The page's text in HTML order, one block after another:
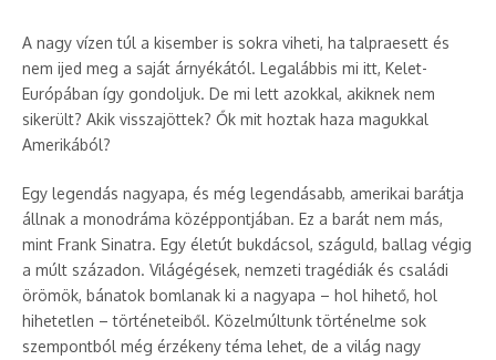
A nagy vízen túl a kisember is sokra viheti, ha talpraesett és
nem ijed meg a saját árnyékától. Legalábbis mi itt, Kelet-
Európában így gondoljuk. De mi lett azokkal, akiknek nem
sikerült? Akik visszajöttek? Ők mit hoztak haza magukkal
Amerikából?
Egy legendás nagyapa, és még legendásabb, amerikai barátja
állnak a monodráma középpontjában. Ez a barát nem más,
mint Frank Sinatra. Egy életút bukdácsol, száguld, ballag végig
a múlt századon. Világégések, nemzeti tragédiák és családi
örömök, bánatok bomlanak ki a nagyapa – hol hihető, hol
hihetetlen – történeteiből. Közelmúltunk történelme sok
szempontból még érzékeny téma lehet, de a világ nagy